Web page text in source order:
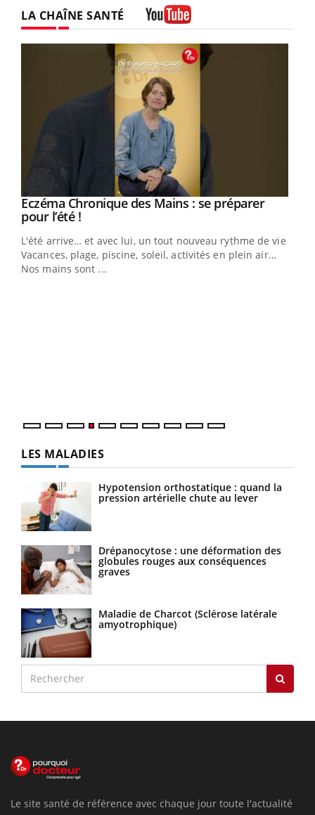
LA CHAÎNE SANTÉ
Youtube
Eczéma Chronique des Mains : se préparer
pour l’été !Youtube
L'été arrive… et avec lui, un tout nouveau rythme de vie !
Vacances, plage, piscine, soleil, activités en plein air…
Nos mains sont ...
LES MALADIES
Hypotension orthostatique : quand la
pression artérielle chute au lever
Drépanocytose : une déformation des
globules rouges aux conséquences
graves
Maladie de Charcot (Sclérose latérale
amyotrophique)
Le site santé de référence avec chaque jour toute l'actualité